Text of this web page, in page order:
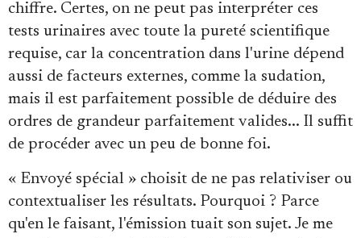
chiffre. Certes, on ne peut pas interpréter ces
tests urinaires avec toute la pureté scientifique
requise, car la concentration dans l'urine dépend
aussi de facteurs externes, comme la sudation,
mais il est parfaitement possible de déduire des
ordres de grandeur parfaitement valides... Il suffit
de procéder avec un peu de bonne foi.
« Envoyé spécial » choisit de ne pas relativiser ou
contextualiser les résultats. Pourquoi ? Parce
qu'en le faisant, l'émission tuait son sujet. Je me